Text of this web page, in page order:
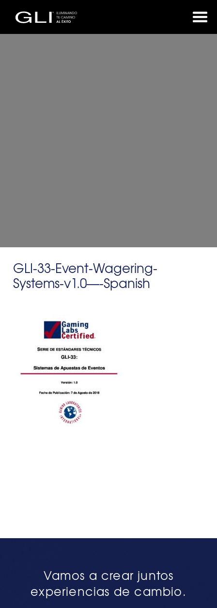
GLI-33-Event-Wagering-
Systems-v1.0—-Spanish
Vamos a crear juntos
experiencias de cambio.